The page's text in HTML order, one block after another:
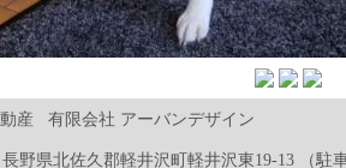
産 有限会社 アーバンデザイン
長野県北佐久郡軽井沢町軽井沢東19-13 （駐